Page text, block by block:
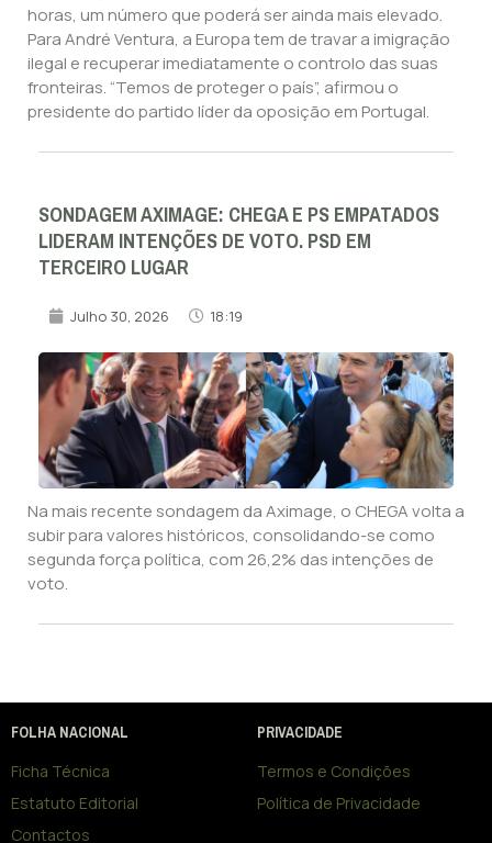
horas, um número que poderá ser ainda mais elevado.
Para André Ventura, a Europa tem de travar a imigração
ilegal e recuperar imediatamente o controlo das suas
fronteiras. “Temos de proteger o país”, afirmou o
presidente do partido líder da oposição em Portugal.
SONDAGEM AXIMAGE: CHEGA E PS EMPATADOS
LIDERAM INTENÇÕES DE VOTO. PSD EM
TERCEIRO LUGAR
Julho 30, 2026 18:19
Na mais recente sondagem da Aximage, o CHEGA volta a
subir para valores históricos, consolidando-se como
segunda força política, com 26,2% das intenções de
voto.
FOLHA NACIONAL
Ficha Técnica
Estatuto Editorial
Contactos
PRIVACIDADE
Termos e Condições
Política de Privacidade